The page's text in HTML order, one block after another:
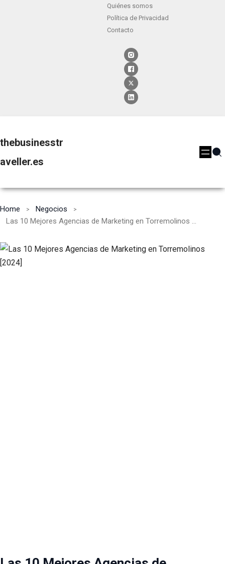
Quiénes somos
Política de Privacidad
Contacto
thebusinesstr
aveller.es
Home
Negocios
Las 10 Mejores Agencias de Marketing en Torremolinos [2024]